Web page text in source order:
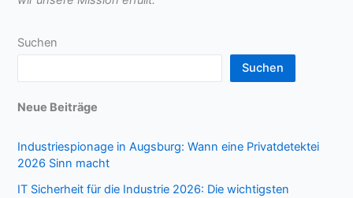
Suchen
Suchen
Neue Beiträge
Industriespionage in Augsburg: Wann eine Privatdetektei
2026 Sinn macht
IT Sicherheit für die Industrie 2026: Die wichtigsten